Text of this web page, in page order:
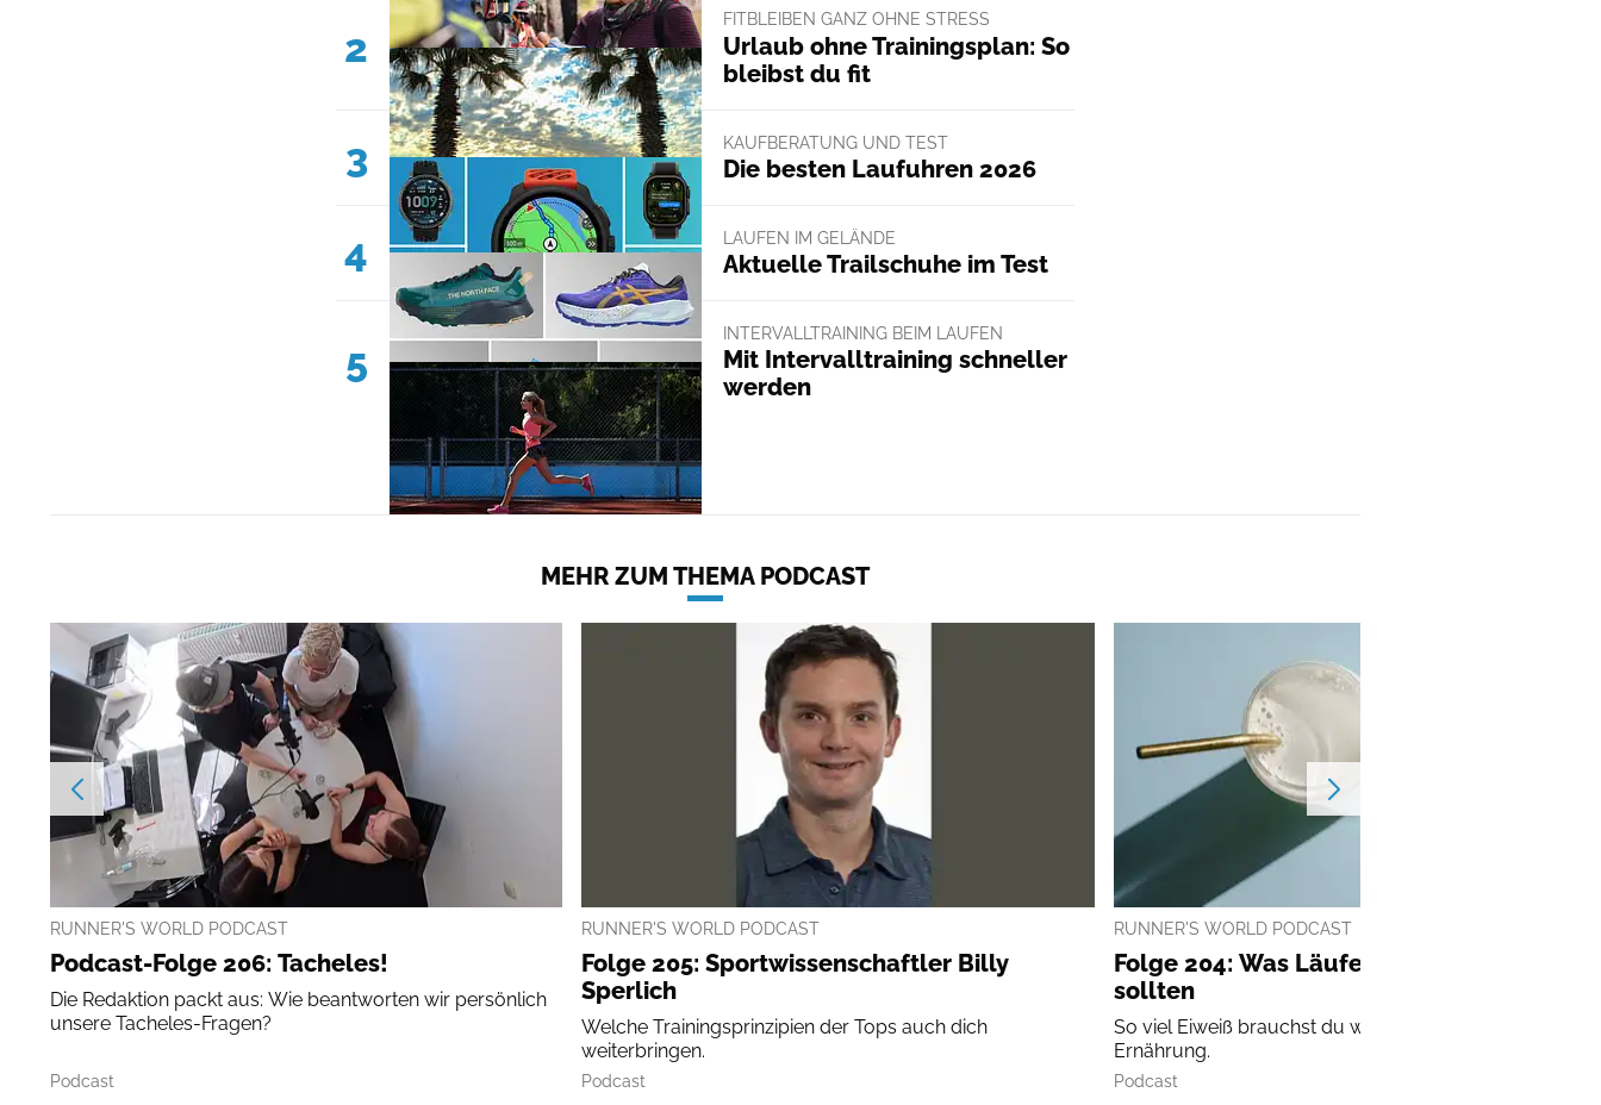
2
FITBLEIBEN GANZ OHNE STRESS
Urlaub ohne Trainingsplan: So
bleibst du fit
3 KAUFBERATUNG UND TEST
Die besten Laufuhren 2026
4 LAUFEN IM GELÄNDE
Aktuelle Trailschuhe im Test
5
INTERVALLTRAINING BEIM LAUFEN
Mit Intervalltraining schneller
werden
MEHR ZUM THEMA PODCAST
RUNNER'S WORLD PODCAST
Podcast-Folge 206: Tacheles!
Die Redaktion packt aus: Wie beantworten wir persönlich
unsere Tacheles-Fragen?
Podcast
RUNNER'S WORLD PODCAST
Folge 205: Sportwissenschaftler Billy
Sperlich
Welche Trainingsprinzipien der Tops auch dich
weiterbringen.
Podcast
RUNNER'S WORLD PODCAST
Folge 204: Was Läufer über Proteine
sollten
So viel Eiweiß brauchst du wirklich in deiner Läufer-
Ernährung.
Podcast